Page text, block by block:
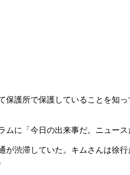
護所で保護していることを知
に「今日の出来事だ。ニュー
渋滞していた。キムさんは徐